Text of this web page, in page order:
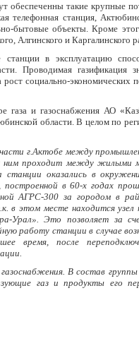
обеспеченны такие крупные
телефонная станция,
бытовые объекты. Кроме
Алгинского и Каргалинского
в эксплуатацию
Проводимая газификация
социально-экономических
газа и газоснабжения АО
области. В целом по
г.Актобе между
ним проходит между жилыми
станции оказались в
в 60-х годах
АГРС-300 за городом в
в этом месте находится узел
Урал». Это позволяет за
работу станции в случае
время, после
В состав
газ и продукты его